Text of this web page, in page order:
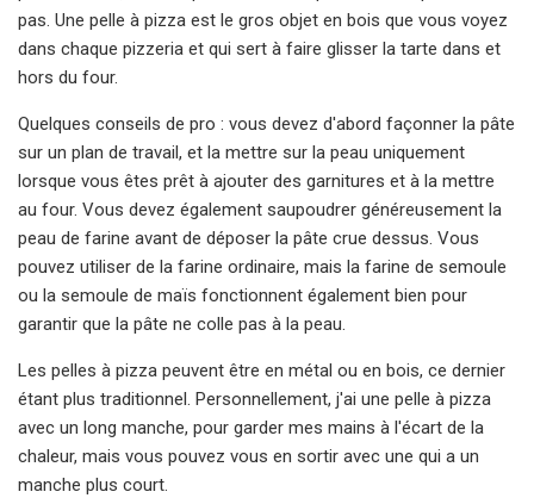
pas. Une pelle à pizza est le gros objet en bois que vous voyez
dans chaque pizzeria et qui sert à faire glisser la tarte dans et
hors du four.
Quelques conseils de pro : vous devez d'abord façonner la pâte
sur un plan de travail, et la mettre sur la peau uniquement
lorsque vous êtes prêt à ajouter des garnitures et à la mettre
au four. Vous devez également saupoudrer généreusement la
peau de farine avant de déposer la pâte crue dessus. Vous
pouvez utiliser de la farine ordinaire, mais la farine de semoule
ou la semoule de maïs fonctionnent également bien pour
garantir que la pâte ne colle pas à la peau.
Les pelles à pizza peuvent être en métal ou en bois, ce dernier
étant plus traditionnel. Personnellement, j'ai une pelle à pizza
avec un long manche, pour garder mes mains à l'écart de la
chaleur, mais vous pouvez vous en sortir avec une qui a un
manche plus court.